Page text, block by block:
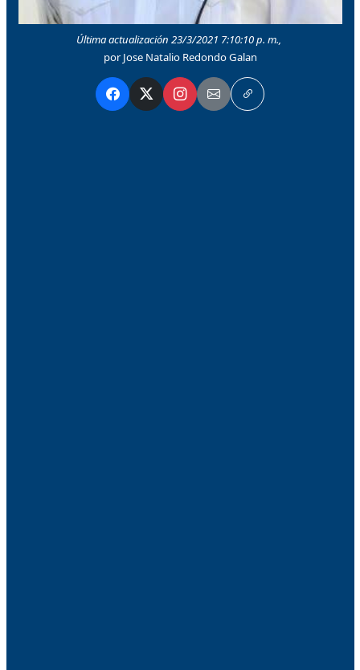
Última actualización 23/3/2021 7:10:10 p. m.,
por Jose Natalio Redondo Galan